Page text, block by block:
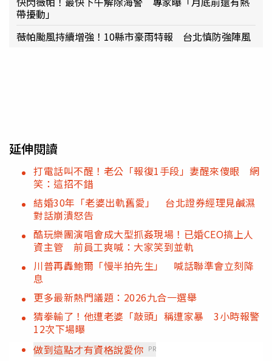
帶擾動」
薇帕颱風持續增強！10縣市豪雨特報 台北慎防強陣風
延伸閱讀
打電話叫不醒！老公「報復1手段」妻醒來傻眼 網
笑：這招不錯
結婚30年「老婆出軌舊愛」 台北證券經理見鹹濕
對話崩潰怒告
酷玩樂團演唱會成大型抓姦現場！已婚CEO搞上人
資主管 前員工爽喊：大家笑到並軌
川普再轟鮑爾「慢半拍先生」 喊話聯準會立刻降
息
更多最新熱門議題：2026九合一選舉
猜拳輸了！他遭老婆「敲頭」稱遭家暴 3小時報警
12次下場曝
做到這點才有資格說愛你 PR